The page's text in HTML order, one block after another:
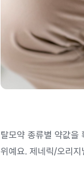
탈모약 종류별 약값
위예요. 제네릭/오리